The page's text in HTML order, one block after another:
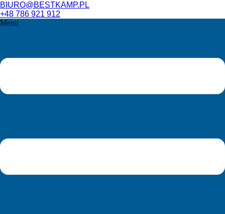
BIURO@BESTKAMP.PL
+48 786 921 912
Menu